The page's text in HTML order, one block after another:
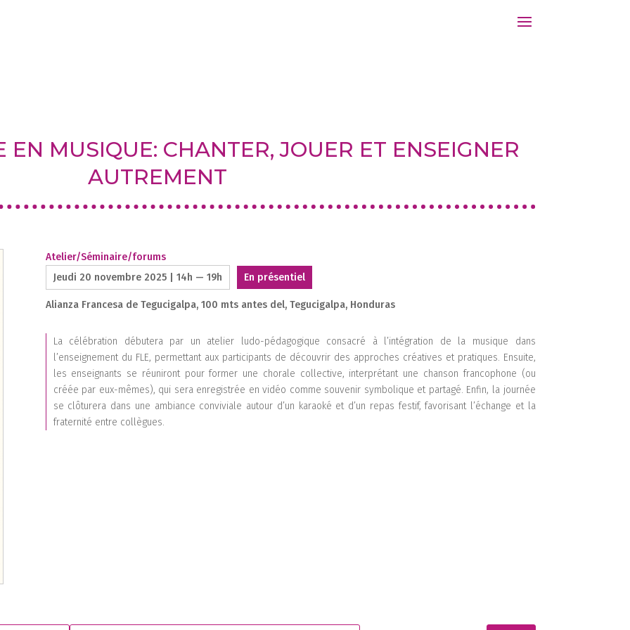
MUSIQUE: CHANTER, JOUER ET ENSEIGNER
AUTREMENT
Atelier/Séminaire/forums
Jeudi 20 novembre 2025 | 14h — 19h
En présentiel
Alianza Francesa de Tegucigalpa, 100 mts antes del, Tegucigalpa, Honduras
La célébration débutera par un atelier ludo-pédagogique consacré à l’intégration de la musique dans
l’enseignement du FLE, permettant aux participants de découvrir des approches créatives et pratiques. Ensuite,
les enseignants se réuniront pour former une chorale collective, interprétant une chanson francophone (ou
créée par eux-mêmes), qui sera enregistrée en vidéo comme souvenir symbolique et partagé. Enfin, la journée
se clôturera dans une ambiance conviviale autour d’un karaoké et d’un repas festif, favorisant l’échange et la
fraternité entre collègues.
1